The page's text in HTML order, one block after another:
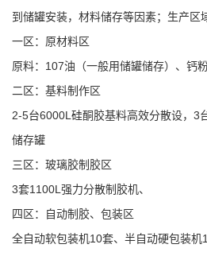
厅
证
书
荣
联
到储罐安装，材料储存等因素；生产区
一区：原材料区
原料：107油（一般用储罐储存）、钙粉
二区： 基料制作区
2-5台6000L硅酮胶基料高效分散设，3
储存罐
三区： 玻璃胶制胶区
3套1100L强力分散制胶机、
四区：
自动制胶、包装区
全自动软包装机10套、半自动硬包装